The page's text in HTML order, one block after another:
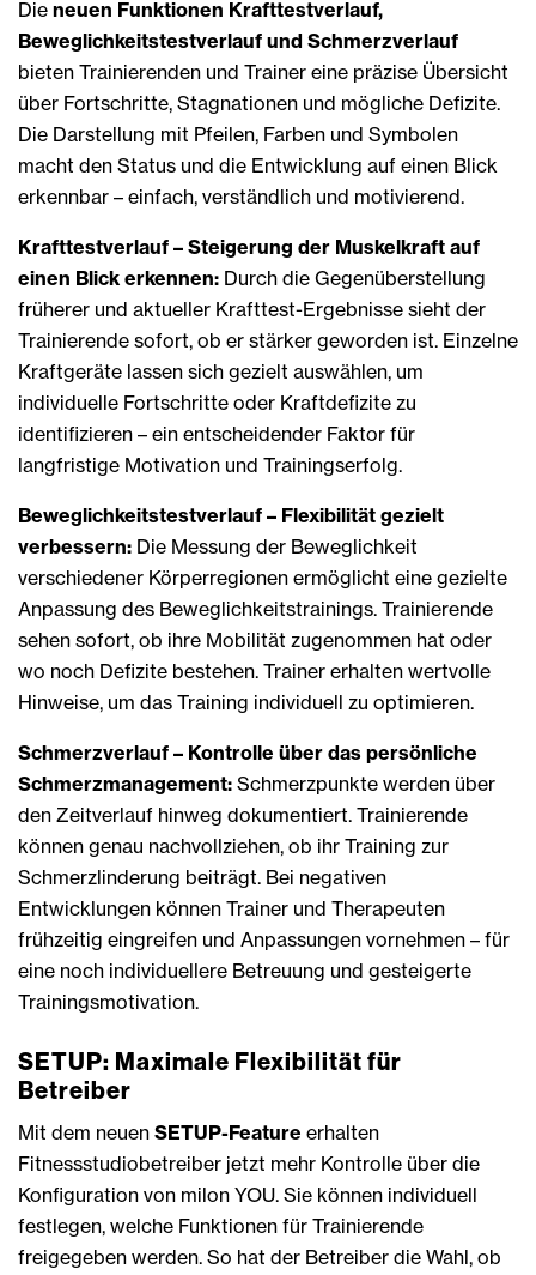
Die neuen Funktionen Krafttestverlauf,
Beweglichkeitstestverlauf und Schmerzverlauf
bieten Trainierenden und Trainer eine präzise Übersicht
über Fortschritte, Stagnationen und mögliche Defizite.
Die Darstellung mit Pfeilen, Farben und Symbolen
macht den Status und die Entwicklung auf einen Blick
erkennbar – einfach, verständlich und motivierend.
Krafttestverlauf – Steigerung der Muskelkraft auf
einen Blick erkennen: Durch die Gegenüberstellung
früherer und aktueller Krafttest-Ergebnisse sieht der
Trainierende sofort, ob er stärker geworden ist. Einzelne
Kraftgeräte lassen sich gezielt auswählen, um
individuelle Fortschritte oder Kraftdefizite zu
identifizieren – ein entscheidender Faktor für
langfristige Motivation und Trainingserfolg.
Beweglichkeitstestverlauf – Flexibilität gezielt
verbessern: Die Messung der Beweglichkeit
verschiedener Körperregionen ermöglicht eine gezielte
Anpassung des Beweglichkeitstrainings. Trainierende
sehen sofort, ob ihre Mobilität zugenommen hat oder
wo noch Defizite bestehen. Trainer erhalten wertvolle
Hinweise, um das Training individuell zu optimieren.
Schmerzverlauf – Kontrolle über das persönliche
Schmerzmanagement: Schmerzpunkte werden über
den Zeitverlauf hinweg dokumentiert. Trainierende
können genau nachvollziehen, ob ihr Training zur
Schmerzlinderung beiträgt. Bei negativen
Entwicklungen können Trainer und Therapeuten
frühzeitig eingreifen und Anpassungen vornehmen – für
eine noch individuellere Betreuung und gesteigerte
Trainingsmotivation.
SETUP: Maximale Flexibilität für
Betreiber
Mit dem neuen SETUP-Feature erhalten
Fitnessstudiobetreiber jetzt mehr Kontrolle über die
Konfiguration von milon YOU. Sie können individuell
festlegen, welche Funktionen für Trainierende
freigegeben werden. So hat der Betreiber die Wahl, ob